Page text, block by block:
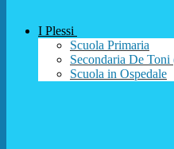
I Plessi
Scuola Primaria
Secondaria De
Scuola in Ospedale